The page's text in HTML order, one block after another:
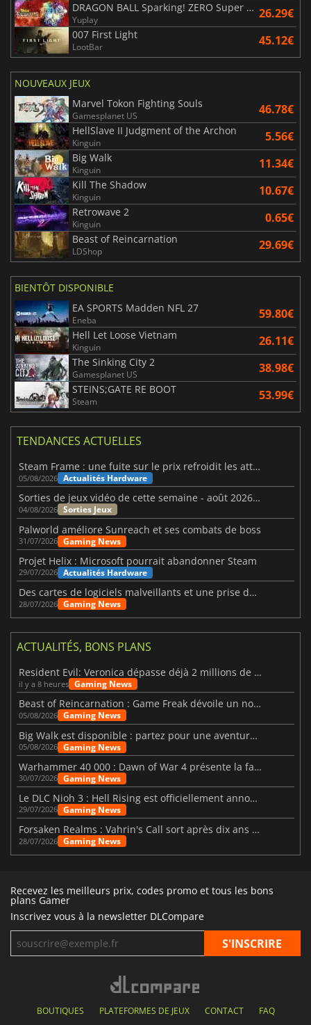
DRAGON BALL Sparking! ZERO Super Limit Breaking NEO
Yuplay 26.29€
007 First Light
LootBar 45.12€
NOUVEAUX JEUX
Marvel Tokon Fighting Souls
Gamesplanet US 46.78€
HellSlave II Judgment of the Archon
Kinguin 5.56€
Big Walk
Kinguin 11.34€
Kill The Shadow
Kinguin 10.67€
Retrowave 2
Kinguin 0.65€
Beast of Reincarnation
LDShop 29.69€
BIENTÔT DISPONIBLE
EA SPORTS Madden NFL 27
Eneba 59.80€
Hell Let Loose Vietnam
Kinguin 26.11€
The Sinking City 2
Gamesplanet US 38.98€
STEINS;GATE RE BOOT
Steam 53.99€
TENDANCES ACTUELLES
Steam Frame : une fuite sur le prix refroidit les attentes VR
05/08/2026 Actualités Hardware
Sorties de jeux vidéo de cette semaine - août 2026 (semaine 32)
04/08/2026 Sorties Jeux
Palworld améliore Sunreach et ses combats de boss
31/07/2026 Gaming News
Projet Helix : Microsoft pourrait abandonner Steam
29/07/2026 Actualités Hardware
Des cartes de logiciels malveillants et une prise de contrôle de Discord ont touché Meccha Chameleon
28/07/2026 Gaming News
ACTUALITÉS, BONS PLANS
Resident Evil: Veronica dépasse déjà 2 millions de wishlists
il y a 8 heures Gaming News
Beast of Reincarnation : Game Freak dévoile un nouveau pari
05/08/2026 Gaming News
Big Walk est disponible : partez pour une aventure entre amis
05/08/2026 Gaming News
Warhammer 40 000 : Dawn of War 4 présente la faction des Nécrons
30/07/2026 Gaming News
Le DLC Nioh 3 : Hell Rising est officiellement annoncé
29/07/2026 Gaming News
Forsaken Realms : Vahrin's Call sort après dix ans de développement
28/07/2026 Gaming News
Recevez les meilleurs prix, codes promo et tous les bons
plans Gamer
Inscrivez vous à la newsletter DLCompare
BOUTIQUES PLATEFORMES DE JEUX CONTACT FAQ